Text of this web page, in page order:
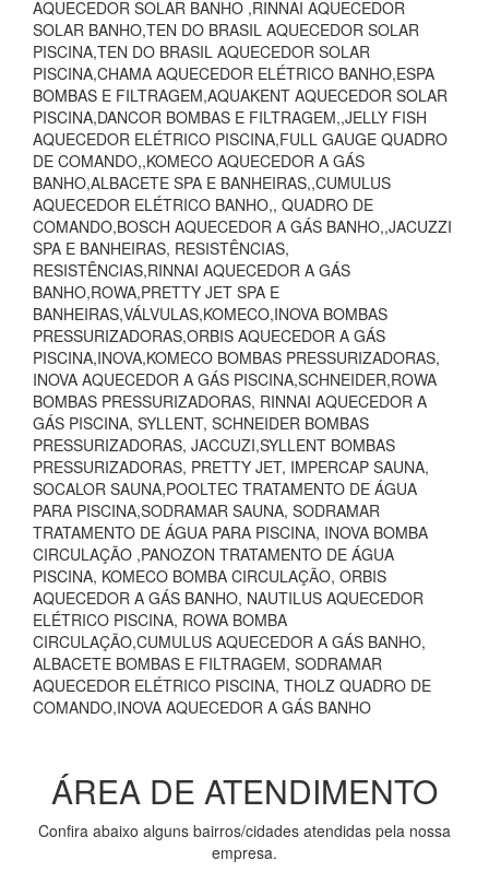
AQUECEDOR SOLAR BANHO ,RINNAI AQUECEDOR
SOLAR BANHO,TEN DO BRASIL AQUECEDOR SOLAR
PISCINA,TEN DO BRASIL AQUECEDOR SOLAR
PISCINA,CHAMA AQUECEDOR ELÉTRICO BANHO,ESPA
BOMBAS E FILTRAGEM,AQUAKENT AQUECEDOR SOLAR
PISCINA,DANCOR BOMBAS E FILTRAGEM,,JELLY FISH
AQUECEDOR ELÉTRICO PISCINA,FULL GAUGE QUADRO
DE COMANDO,,KOMECO AQUECEDOR A GÁS
BANHO,ALBACETE SPA E BANHEIRAS,,CUMULUS
AQUECEDOR ELÉTRICO BANHO,, QUADRO DE
COMANDO,BOSCH AQUECEDOR A GÁS BANHO,,JACUZZI
SPA E BANHEIRAS, RESISTÊNCIAS,
RESISTÊNCIAS,RINNAI AQUECEDOR A GÁS
BANHO,ROWA,PRETTY JET SPA E
BANHEIRAS,VÁLVULAS,KOMECO,INOVA BOMBAS
PRESSURIZADORAS,ORBIS AQUECEDOR A GÁS
PISCINA,INOVA,KOMECO BOMBAS PRESSURIZADORAS,
INOVA AQUECEDOR A GÁS PISCINA,SCHNEIDER,ROWA
BOMBAS PRESSURIZADORAS, RINNAI AQUECEDOR A
GÁS PISCINA, SYLLENT, SCHNEIDER BOMBAS
PRESSURIZADORAS, JACCUZI,SYLLENT BOMBAS
PRESSURIZADORAS, PRETTY JET, IMPERCAP SAUNA,
SOCALOR SAUNA,POOLTEC TRATAMENTO DE ÁGUA
PARA PISCINA,SODRAMAR SAUNA, SODRAMAR
TRATAMENTO DE ÁGUA PARA PISCINA, INOVA BOMBA
CIRCULAÇÃO ,PANOZON TRATAMENTO DE ÁGUA
PISCINA, KOMECO BOMBA CIRCULAÇÃO, ORBIS
AQUECEDOR A GÁS BANHO, NAUTILUS AQUECEDOR
ELÉTRICO PISCINA, ROWA BOMBA
CIRCULAÇÃO,CUMULUS AQUECEDOR A GÁS BANHO,
ALBACETE BOMBAS E FILTRAGEM, SODRAMAR
AQUECEDOR ELÉTRICO PISCINA, THOLZ QUADRO DE
COMANDO,INOVA AQUECEDOR A GÁS BANHO
ÁREA DE ATENDIMENTO
Confira abaixo alguns bairros/cidades atendidas pela nossa
empresa.